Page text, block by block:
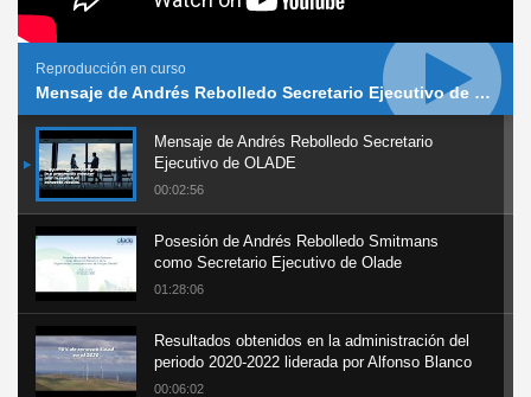
Reproducción en curso
Mensaje de Andrés Rebolledo Secretario Ejecutivo de OLADE
Mensaje de Andrés Rebolledo Secretario
Ejecutivo de OLADE
00:02:56
Posesión de Andrés Rebolledo Smitmans
como Secretario Ejecutivo de Olade
01:28:06
Resultados obtenidos en la administración del
periodo 2020-2022 liderada por Alfonso Blanco
00:06:02